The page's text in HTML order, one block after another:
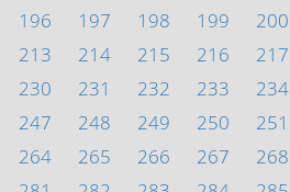
196 197 198 199 200
213 214 215 216 217
230 231 232 233 234
247 248 249 250 251
264 265 266 267 268